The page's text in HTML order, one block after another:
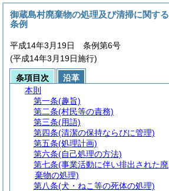
御蔵島村廃棄物の処理及び清掃に関する
条例
平成14年3月19日 条例第6号
(平成14年3月19日施行)
条項目次
沿革
本則
第一条(趣旨)
第二条(村民等の責務)
第三条(用語)
第四条(清潔の保持ならびに管理)
第五条(処理計画)
第六条(自己処理の方法)
第七条(事業活動に伴い排出された廃
棄物の処理)
第八条(犬・ねこ等の死体の処理)